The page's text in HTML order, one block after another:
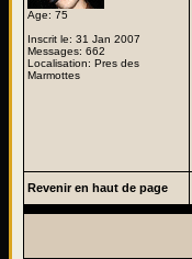
Age: 75
Inscrit le: 31 Jan 2007
Messages: 662
Localisation: Pres des
Marmottes
Revenir en haut de page